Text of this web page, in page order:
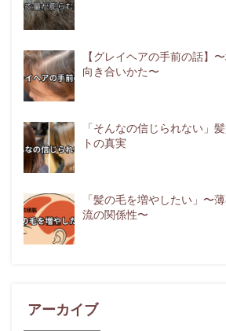
【グレイヘアの手前の話】
向き合いかた〜
「そんなの信じられない」
トの真実
「髪の毛を増やしたい」〜
流の関係性〜
アーカイブ